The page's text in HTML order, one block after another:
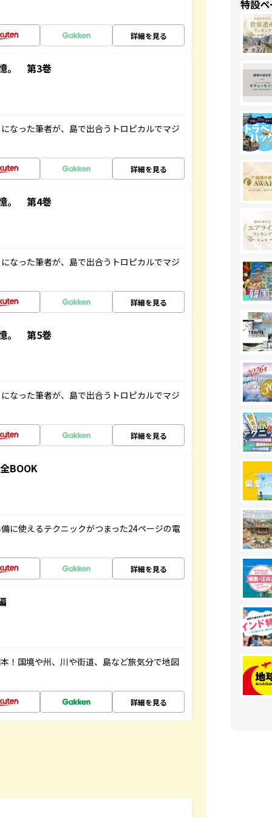
詳細を見る
。 第3巻
なった筆者が、島で出合うトロピカルでマジ
詳細を見る
。 第4巻
なった筆者が、島で出合うトロピカルでマジ
詳細を見る
。 第5巻
なった筆者が、島で出合うトロピカルでマジ
詳細を見る
BOOK
に使えるテクニックがつまった24ページの電
詳細を見る
！国境や州、川や街道、島など旅気分で地図
詳細を見る
特設